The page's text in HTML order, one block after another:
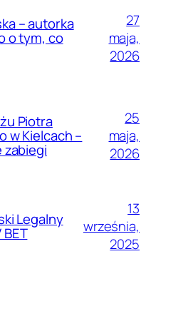
– autorka
o tym, co
27
maja,
2026
Piotra
w Kielcach –
25
maja,
2026
Legalny
13
września,
2025